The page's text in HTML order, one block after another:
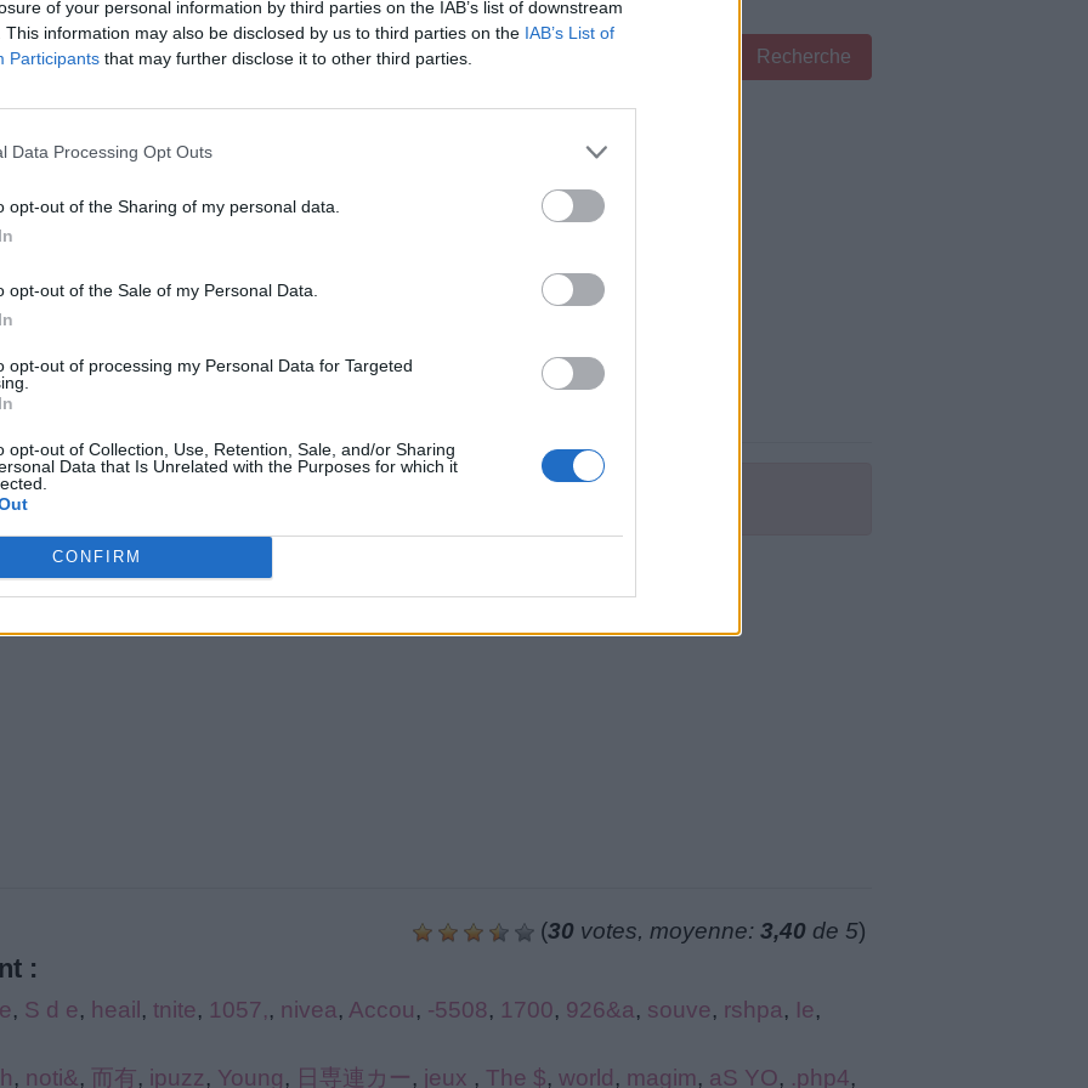
of your personal information by third parties on the IAB’s list of downstream
This information may also be disclosed by us to third parties on the IAB’s List of
Participants that may further disclose it to other third parties.
Data Processing Opt Outs
opt-out of the Sharing of my personal data.
opt-out of the Sale of my Personal Data.
opt-out of processing my Personal Data for Targeted
opt-out of Collection, Use, Retention, Sale, and/or Sharing
Data that Is Unrelated with the Purposes for which it
CONFIRM
Entrez un mot :
Recherche
(30 votes, moyenne: 3,40 de 5)
:
, S d e, heail , tnite, 1057,, nivea, Accou, -5508, 1700, 926&a, souve, rshpa, Ie,
, noti&, 而有, ipuzz, Young, 日専連カー, jeux , The $, world , magim, aS YO, .php4,